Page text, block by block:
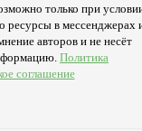
только при
ресурсы в мессенджерах
авторов и не несёт
Политика
соглашение